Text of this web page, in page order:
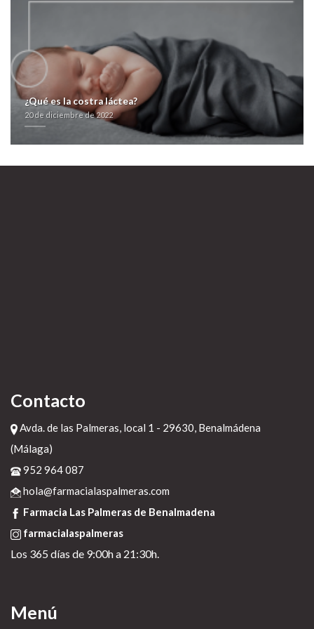
Zyrtec zirtec ceteris formistin reactine suspiria on line in contrassegno
20 de diciembre de 2022
¿Qué es la costra láctea?
20 de diciembre de 2022
Contacto
Avda. de las Palmeras, local 1 - 29630, Benalmádena
(Málaga)
952 964 087
hola@farmacialaspalmeras.com
Farmacia Las Palmeras de Benalmadena
farmacialaspalmeras
Los 365 días de 9:00h a 21:30h.
Menú